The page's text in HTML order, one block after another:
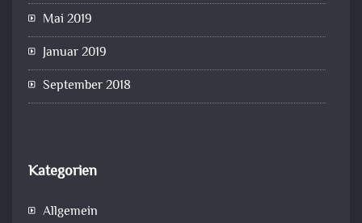
Mai 2019
Januar 2019
September 2018
Kategorien
Allgemein